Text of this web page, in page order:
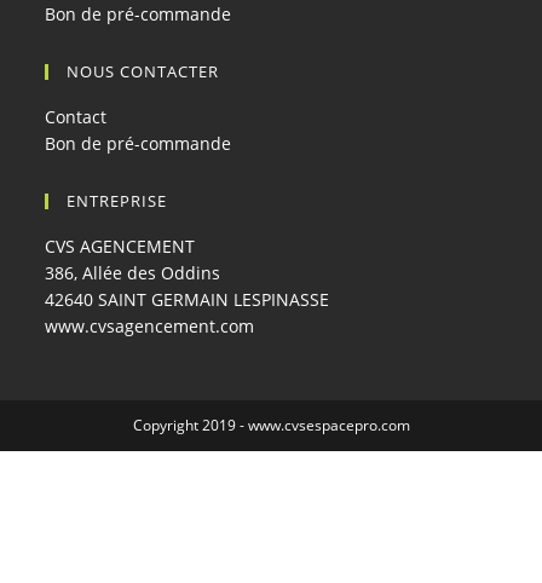
Bon de pré-commande
NOUS CONTACTER
Contact
Bon de pré-commande
ENTREPRISE
CVS AGENCEMENT
386, Allée des Oddins
42640 SAINT GERMAIN LESPINASSE
www.cvsagencement.com
Copyright 2019 -www.cvsespacepro.com